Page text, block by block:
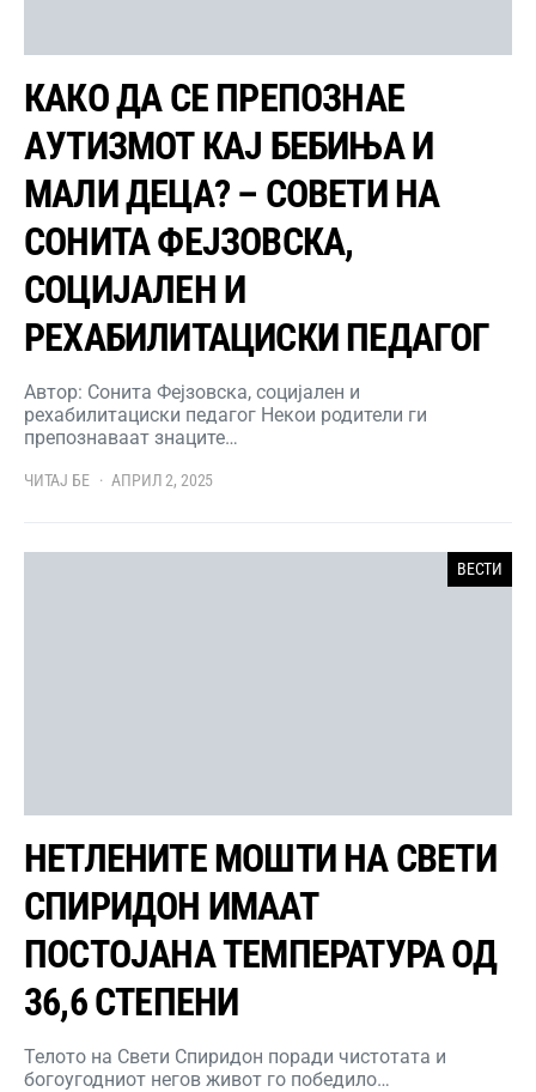
КАКО ДА СЕ ПРЕПОЗНАЕ
АУТИЗМОТ КАЈ БЕБИЊА И
МАЛИ ДЕЦА? – СОВЕТИ НА
СОНИТА ФЕЈЗОВСКА,
СОЦИЈАЛЕН И
РЕХАБИЛИТАЦИСКИ ПЕДАГОГ
Автор: Сонита Фејзовска, социјален и
рехабилитациски педагог Некои родители ги
препознаваат знаците…
ЧИТАЈ БЕ АПРИЛ 2, 2025
ВЕСТИ
НЕТЛЕНИТЕ МОШТИ НА СВЕТИ
СПИРИДОН ИМААТ
ПОСТОЈАНА ТЕМПЕРАТУРА ОД
36,6 СТЕПЕНИ
Телото на Свети Спиридон поради чистотата и
богоугодниот негов живот го победило…